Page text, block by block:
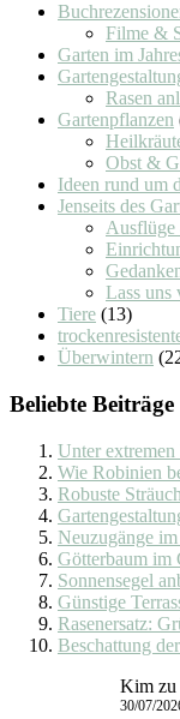
Filme &
Garten im
Rasen
Gartenpflanzen
Obst &
Ideen rund um
Jenseits des
Ausflüge
Lass uns
Tiere (13)
Überwintern
Beliebte Beiträge
Unter
Wie Robinien
Robuste
Neuzugänge
Götterbaum im
Sonnensegel
Günstige
Rasenersatz:
Beschattung
Kim zu
30/07/